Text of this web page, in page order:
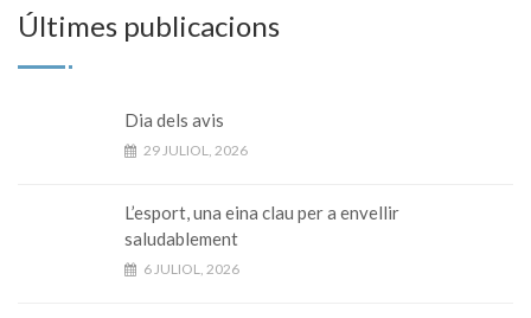
Últimes publicacions
Dia dels avis
29 JULIOL, 2026
L’esport, una eina clau per a envellir
saludablement
6 JULIOL, 2026